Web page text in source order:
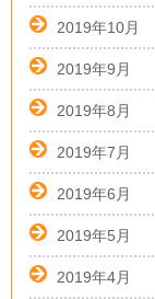
2019年10月
2019年9月
2019年8月
2019年7月
2019年6月
2019年5月
2019年4月